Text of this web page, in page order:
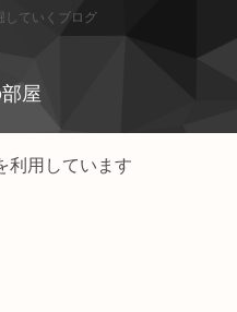
していくブログ
屋
利用しています